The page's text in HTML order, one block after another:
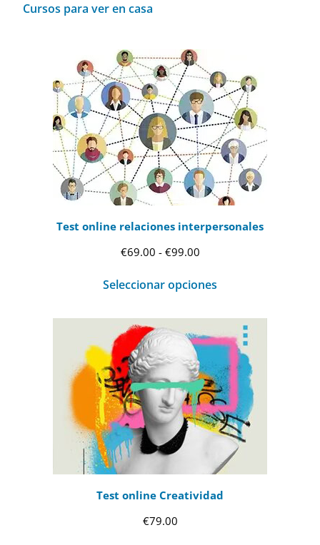
Cursos para ver en casa
Test online relaciones interpersonales
€69.00 - €99.00Rango
desde
€69.00
hasta
€99.00
Seleccionar opciones
Test online Creatividad
€79.00